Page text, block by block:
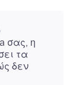
σας, η
τα
δεν